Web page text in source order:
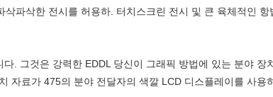
파삭한 전시를 허용하. 터치스크린 전시 및 큰 육체적인
. 그것은 강력한 EDDL 당신이 그래픽 방법에 있는 분야 장
자료가 475의 분야 전달자의 색깔 LCD 디스플레이를 사용